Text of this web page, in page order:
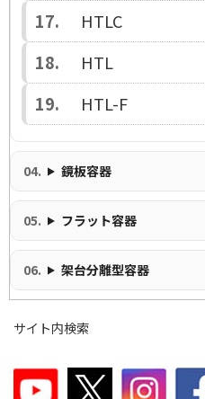
HTLC
HTL
HTL-F
鏡板容器
フラット容器
架台分離型容器
サイト内検索